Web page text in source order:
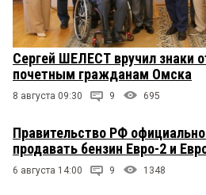
Сергей ШЕЛЕСТ вручил знаки
почетным гражданам Омска
8 августа 09:30 9 695
Правительство РФ
продавать бензин Евро-2 и
6 августа 14:00 9 1348